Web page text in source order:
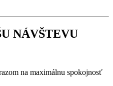
NÁVŠTEVU
na maximálnu spokojnosť